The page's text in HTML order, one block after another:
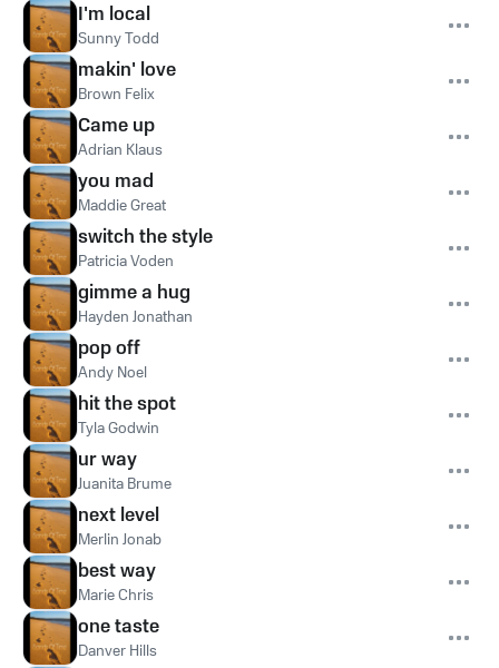
I'm local
Sunny Todd
makin' love
Brown Felix
Came up
Adrian Klaus
you mad
Maddie Great
switch the style
Patricia Voden
gimme a hug
Hayden Jonathan
pop off
Andy Noel
hit the spot
Tyla Godwin
ur way
Juanita Brume
next level
Merlin Jonab
best way
Marie Chris
one taste
Danver Hills